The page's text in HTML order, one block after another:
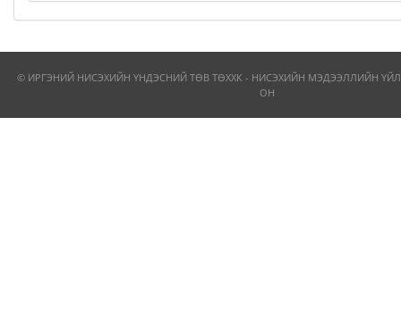
© ИРГЭНИЙ НИСЭХИЙН ҮНДЭСНИЙ ТӨВ ТӨХХК - НИСЭХИЙН МЭДЭЭЛЛИЙН
ОН